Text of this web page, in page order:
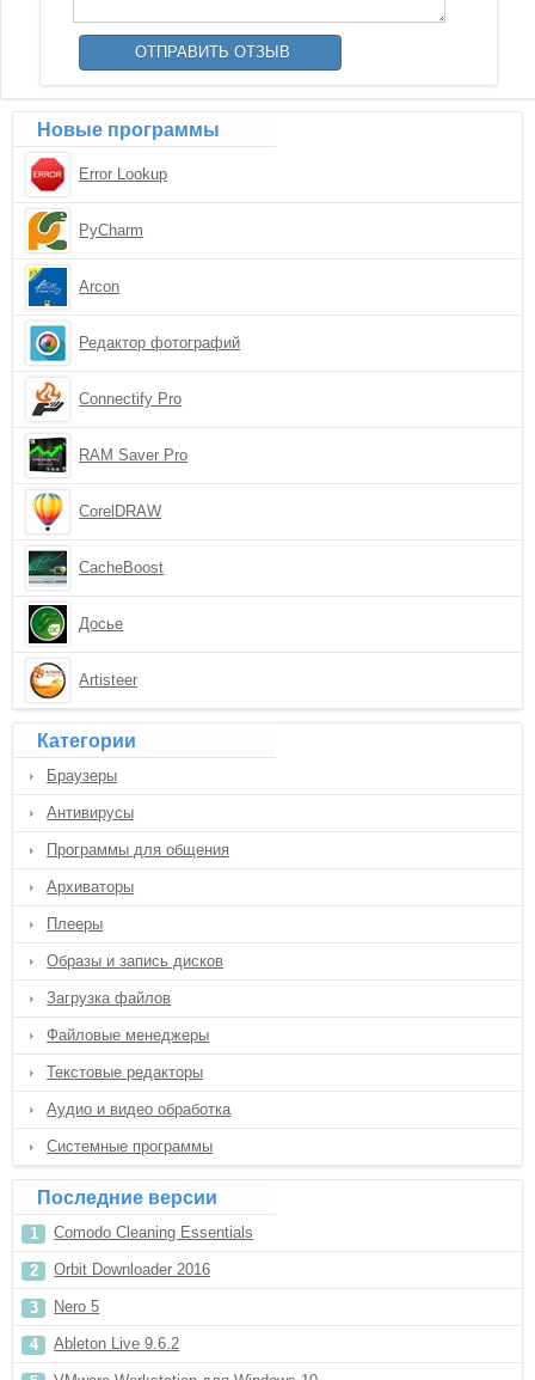
Новые программы
Error Lookup
PyCharm
Arcon
Редактор фотографий
Connectify Pro
RAM Saver Pro
CorelDRAW
CacheBoost
Досье
Artisteer
Категории
Браузеры
Антивирусы
Программы для общения
Архиваторы
Плееры
Образы и запись дисков
Загрузка файлов
Файловые менеджеры
Текстовые редакторы
Аудио и видео обработка
Системные программы
Последние версии
Comodo Cleaning Essentials
Orbit Downloader 2016
Nero 5
Ableton Live 9.6.2